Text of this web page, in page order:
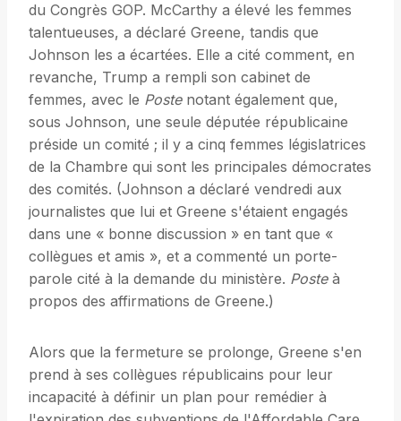
du Congrès GOP. McCarthy a élevé les femmes
talentueuses, a déclaré Greene, tandis que
Johnson les a écartées. Elle a cité comment, en
revanche, Trump a rempli son cabinet de
femmes, avec le Postenotant également que,
sous Johnson, une seule députée républicaine
préside un comité ; il y a cinq femmes législatrices
de la Chambre qui sont les principales démocrates
des comités. (Johnson a déclaré vendredi aux
journalistes que lui et Greene s'étaient engagés
dans une « bonne discussion » en tant que «
collègues et amis », et a commenté un porte-
parole cité à la demande du ministère. Posteà
propos des affirmations de Greene.)
Alors que la fermeture se prolonge, Greene s'en
prend à ses collègues républicains pour leur
incapacité à définir un plan pour remédier à